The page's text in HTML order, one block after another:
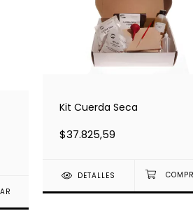
Kit Cuerda Seca
$37.825,59
DETALLES